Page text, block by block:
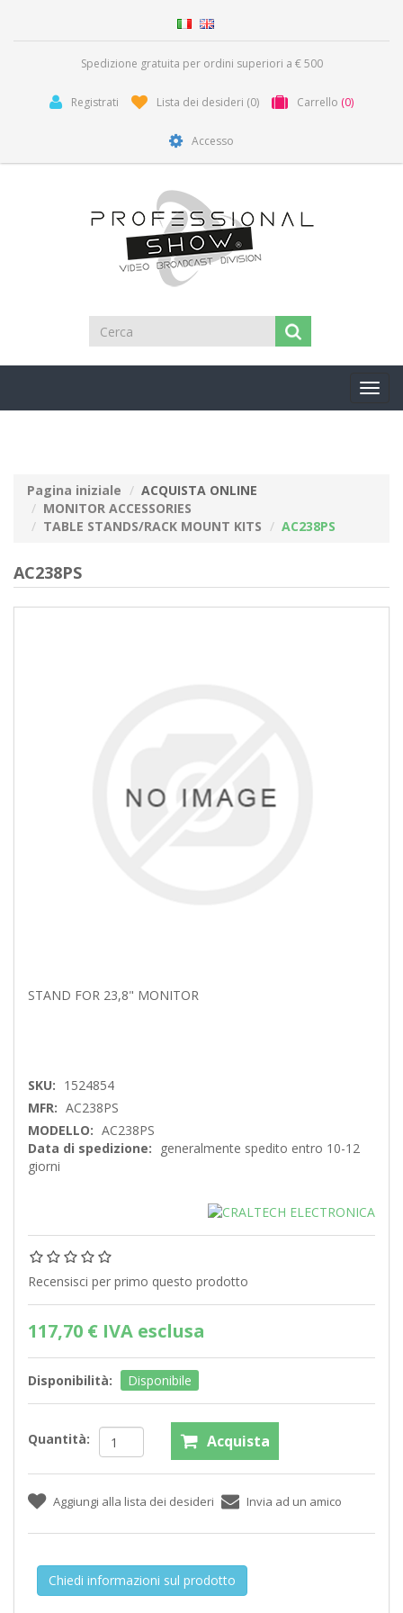
Spedizione gratuita per ordini superiori a € 500
Registrati Lista dei desideri (0) Carrello (0)
Accesso
Pagina iniziale
ACQUISTA ONLINE
MONITOR ACCESSORIES
TABLE STANDS/RACK MOUNT KITS
AC238PS
AC238PS
STAND FOR 23,8" MONITOR
SKU: 1524854
MFR: AC238PS
MODELLO: AC238PS
Data di spedizione:
generalmente spedito entro 10-12
giorni
Recensisci per primo questo prodotto
117,70 € IVA esclusa
Disponibilità: Disponibile
Quantità:
Chiedi informazioni sul prodotto